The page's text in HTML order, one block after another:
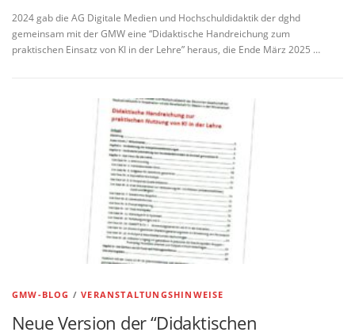
2024 gab die AG Digitale Medien und Hochschuldidaktik der dghd
gemeinsam mit der GMW eine “Didaktische Handreichung zum
praktischen Einsatz von KI in der Lehre” heraus, die Ende März 2025 …
GMW-BLOG /VERANSTALTUNGSHINWEISE
Neue Version der “Didaktischen